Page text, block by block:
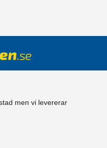
men vi levererar